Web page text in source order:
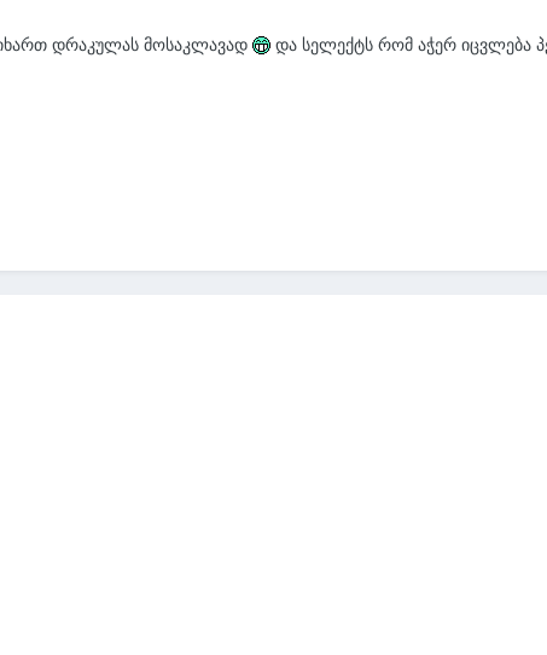
დრაკულას მოსაკლავად და სელექტს რომ აჭერ იცვლება